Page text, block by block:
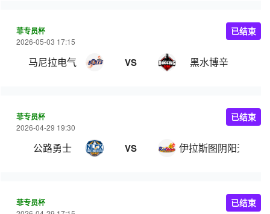
菲专员杯
2026-05-03 17:15
马尼拉电气 VS 黑水博辛
已结束
菲专员杯
2026-04-29 19:30
公路勇士 VS 伊拉斯图阴阳天
已结束
菲专员杯 已结束